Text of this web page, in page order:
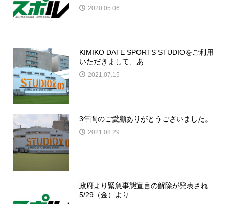
2020.05.06
KIMIKO DATE SPORTS STUDIOをご利用
いただきまして、あ...
2021.07.15
3年間のご愛顧ありがとうございました。
2021.08.29
政府より緊急事態宣言の解除が発表され
5/29（金）より...